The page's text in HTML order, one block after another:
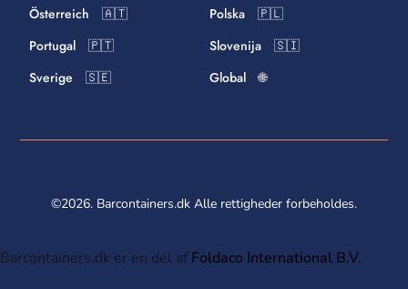
Österreich 🇦🇹
Polska 🇵🇱
Portugal 🇵🇹
Slovenija 🇸🇮
Sverige 🇸🇪
Global 🌐
©2026. Barcontainers.dk Alle rettigheder forbeholdes.
Barcontainers.dk er en del af Foldaco International B.V.